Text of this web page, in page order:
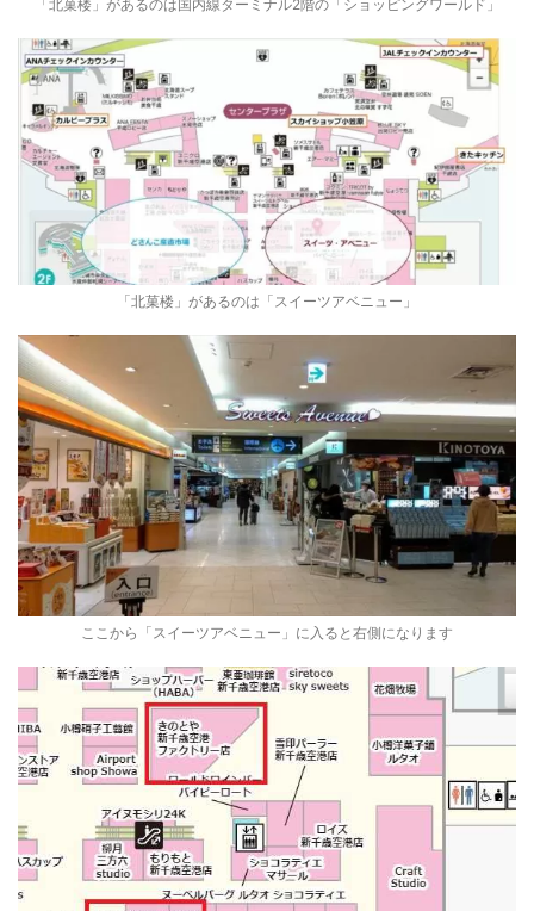
「北菓楼」があるのは国内線ターミナル2階の「ショッピングワールド」
「北菓楼」があるのは「スイーツアベニュー」
ここから「スイーツアベニュー」に入ると右側になります